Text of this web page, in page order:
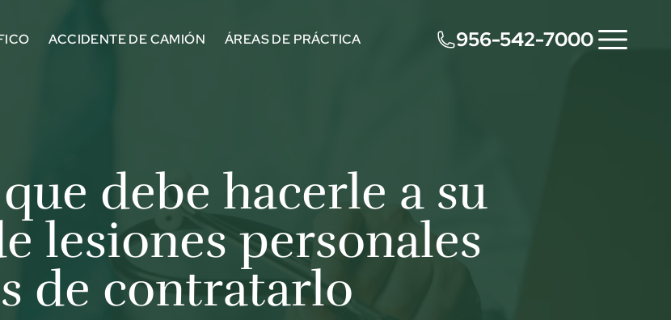
ACCIDENTE DE CAMIÓN ÁREAS DE PRÁCTICA 956-542-7000
debe hacerle a su
lesiones personales
de contratarlo